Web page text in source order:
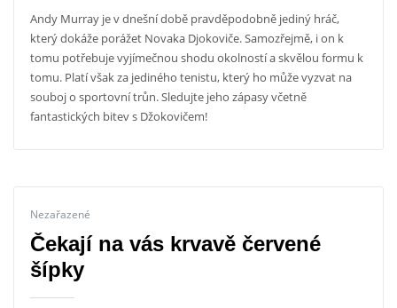
Andy Murray je v dnešní době pravděpodobně jediný hráč,
který dokáže porážet Novaka Djokoviče. Samozřejmě, i on k
tomu potřebuje vyjímečnou shodu okolností a skvělou formu k
tomu. Platí však za jediného tenistu, který ho může vyzvat na
souboj o sportovní trůn. Sledujte jeho zápasy včetně
fantastických bitev s Džokovičem!
Nezařazené
Čekají na vás krvavě červené
šípky